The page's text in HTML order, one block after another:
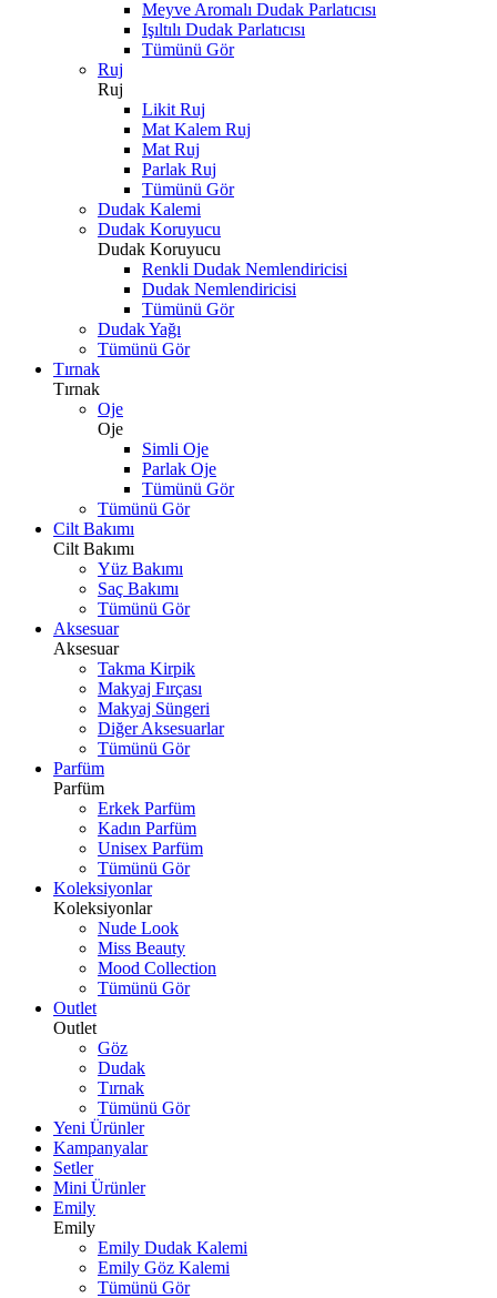
Meyve Aromalı Dudak Parlatıcısı
Işıltılı Dudak Parlatıcısı
Tümünü Gör
Ruj
Ruj
Likit Ruj
Mat Kalem Ruj
Mat Ruj
Parlak Ruj
Tümünü Gör
Dudak Kalemi
Dudak Koruyucu
Dudak Koruyucu
Renkli Dudak Nemlendiricisi
Dudak Nemlendiricisi
Tümünü Gör
Dudak Yağı
Tümünü Gör
Tırnak
Tırnak
Oje
Oje
Simli Oje
Parlak Oje
Tümünü Gör
Tümünü Gör
Cilt Bakımı
Cilt Bakımı
Yüz Bakımı
Saç Bakımı
Tümünü Gör
Aksesuar
Aksesuar
Takma Kirpik
Makyaj Fırçası
Makyaj Süngeri
Diğer Aksesuarlar
Tümünü Gör
Parfüm
Parfüm
Erkek Parfüm
Kadın Parfüm
Unisex Parfüm
Tümünü Gör
Koleksiyonlar
Koleksiyonlar
Nude Look
Miss Beauty
Mood Collection
Tümünü Gör
Outlet
Outlet
Göz
Dudak
Tırnak
Tümünü Gör
Yeni Ürünler
Kampanyalar
Setler
Mini Ürünler
Emily
Emily
Emily Dudak Kalemi
Emily Göz Kalemi
Tümünü Gör